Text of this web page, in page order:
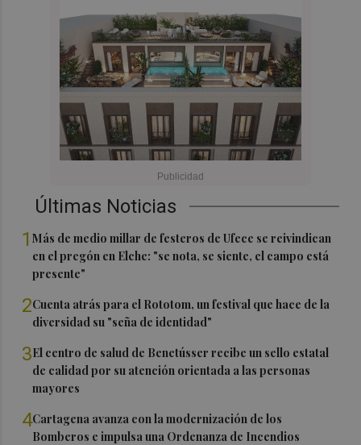
Últimas Noticias
1Más de medio millar de festeros de Ufece se reivindican
en el pregón en Elche: "se nota, se siente, el campo está
presente"
2Cuenta atrás para el Rototom, un festival que hace de la
diversidad su "seña de identidad"
3El centro de salud de Benetússer recibe un sello estatal
de calidad por su atención orientada a las personas
mayores
4Cartagena avanza con la modernización de los
Bomberos e impulsa una Ordenanza de Incendios